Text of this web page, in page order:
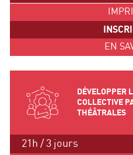
EN
DÉVELOPPER
COLLECTIVE
THÉÂTRALES
21h / 3 jours